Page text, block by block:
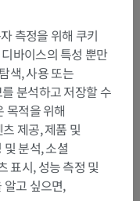
측정을 위해 쿠키
바이스의 특성 뿐만
색, 사용 또는
분석하고 저장할 수
목적을 위해
제공, 제품 및
분석, 소셜
표시, 성능 측정 및
알고 싶으면,